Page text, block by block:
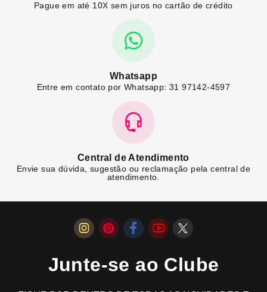
Pague em até 10X sem juros no cartão de crédito
Whatsapp
Entre em contato por Whatsapp: 31 97142-4597
Central de Atendimento
Envie sua dúvida, sugestão ou reclamação pela central de
atendimento.
Junte-se ao Clube